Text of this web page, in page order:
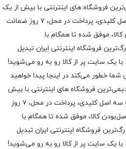
فروشگاه های اینترنتی با بیش از یک
دهه تجربه، با پایبندی به سه اصل کلیدی، پرداخت در محل، ۷ روز ضمانت
موفق شده تا همگام با
فروشگاه اینترنتی ایران تبدیل
یک سایت پر از کالا رو به رو می‌شوید!
شما خطور می‌کند در اینجا پیدا خواهید
فروشگاه های اینترنتی با بیش
از یک دهه تجربه، با پایبندی به سه اصل کلیدی، پرداخت در محل، ۷ روز
کالا، موفق شده تا همگام با
فروشگاه اینترنتی ایران تبدیل
یک سایت پر از کالا رو به رو می‌شوید!